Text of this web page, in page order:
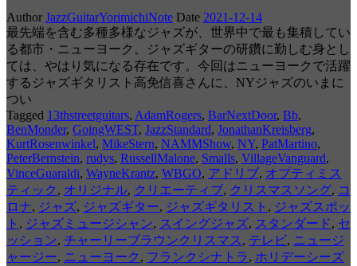
Author JazzGuitarYorimichiNote Date 2021-12-14
最先端を含む多種多様なジャズが、世界中で最も集積してい
る都市・ニューヨーク。ジャズギターの研鑽に勤しむ身とし
ては、やはり気になる存在です。今回はニューヨークで活躍
するジャズギタリスト高免信喜さんに、NYジャズのいまに
つい
Tagged 13thstreetguitars, AdamRogers, BarNextDoor, Bb,
BenMonder, GoingWEST, JazzStandard, JonathanKreisberg,
KurtRosenwinkel, MikeStern, NAMMShow, NY, PatMartino,
PeterBernstein, rudys, RussellMalone, Smalls, VillageVanguard,
VinceGuaraldi, WayneKrantz, WBGO, アドリブ, オプティミス
ティック , オリジナル, クリエーティブ, クリスマスソング, コ
ロナ, ジャズ, ジャズギター, ジャズギタリスト , ジャズスポッ
ト , ジャズミュージシャン, スイングジャズ, スタンダード, セ
ッション, チャーリーブラウンクリスマス , テレビ, ニュージ
ャージー, ニューヨーク , フランクシナトラ, ホリデーシーズ